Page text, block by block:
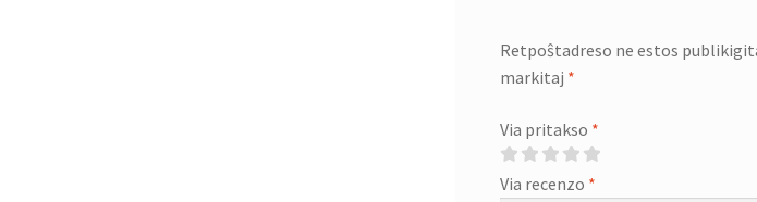
Retpoŝtadreso ne estos
markitaj *
Via pritakso *
Via recenzo *